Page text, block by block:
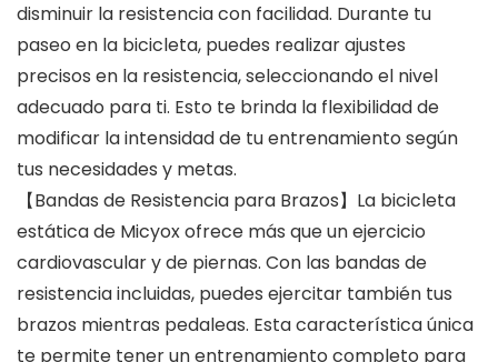
disminuir la resistencia con facilidad. Durante tu
paseo en la bicicleta, puedes realizar ajustes
precisos en la resistencia, seleccionando el nivel
adecuado para ti. Esto te brinda la flexibilidad de
modificar la intensidad de tu entrenamiento según
tus necesidades y metas.
【Bandas de Resistencia para Brazos】La bicicleta
estática de Micyox ofrece más que un ejercicio
cardiovascular y de piernas. Con las bandas de
resistencia incluidas, puedes ejercitar también tus
brazos mientras pedaleas. Esta característica única
te permite tener un entrenamiento completo para